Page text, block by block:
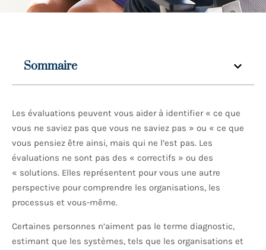
Sommaire
Les évaluations peuvent vous aider à identifier « ce que
vous ne saviez pas que vous ne saviez pas » ou « ce que
vous pensiez être ainsi, mais qui ne l’est pas. Les
évaluations ne sont pas des « correctifs » ou des
« solutions. Elles représentent pour vous une autre
perspective pour comprendre les organisations, les
processus et vous-même.
Certaines personnes n’aiment pas le terme diagnostic,
estimant que les systèmes, tels que les organisations et